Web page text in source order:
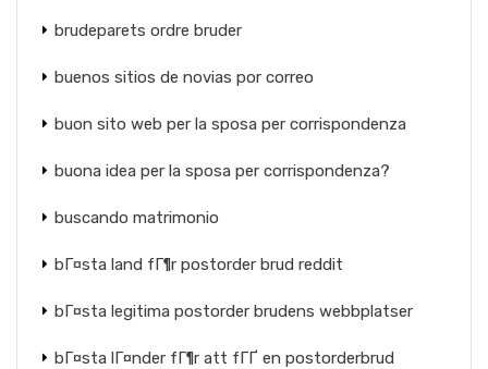
brudeparets ordre bruder
buenos sitios de novias por correo
buon sito web per la sposa per corrispondenza
buona idea per la sposa per corrispondenza?
buscando matrimonio
bГ¤sta land fГ¶r postorder brud reddit
bГ¤sta legitima postorder brudens webbplatser
bГ¤sta lГ¤nder fГ¶r att fГҐ en postorderbrud